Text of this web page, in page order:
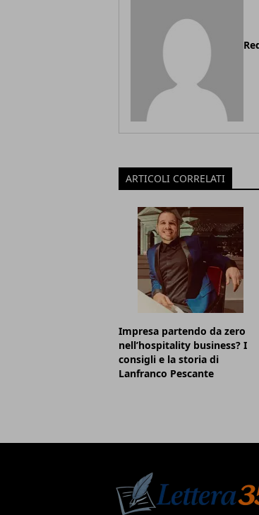
ARTICOLI CORRELATI
Impresa partendo da zero
nell’hospitality business? I
consigli e la storia di
Lanfranco Pescante